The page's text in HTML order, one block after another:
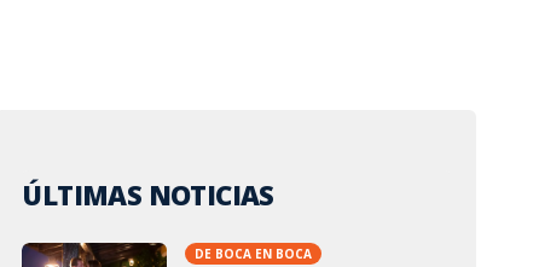
ÚLTIMAS NOTICIAS
DE BOCA EN BOCA